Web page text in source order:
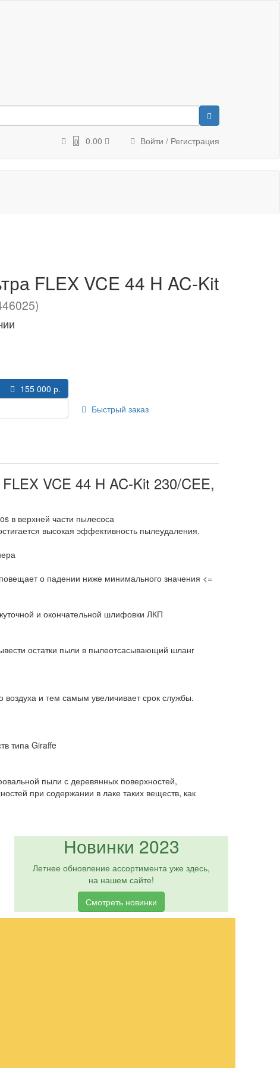
0 0.00 Войти / Регистрация
FLEX VCE 44 H AC-Kit
155 000 р.
Быстрый заказ
VCE 44 H AC-Kit 230/CEE,
в верхней части пылесоса
высокая эффективность пылеудаления.
о падении ниже минимального значения <=
и окончательной шлифовки ЛКП
остатки пыли в пылеотсасывающий шланг
и тем самым увеличивает срок службы.
типа Giraffe
пыли с деревянных поверхностей,
при содержании в лаке таких веществ, как
Новинки 2023
Летнее обновление ассортимента уже здесь,
на нашем сайте!
Смотреть новинки